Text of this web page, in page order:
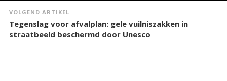
VOLGEND ARTIKEL
Tegenslag voor afvalplan: gele vuilniszakken in
straatbeeld beschermd door Unesco